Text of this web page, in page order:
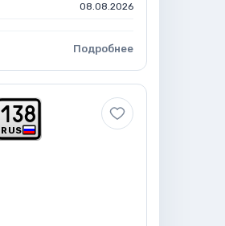
08.08.2026
Подробнее
RUS
1 38